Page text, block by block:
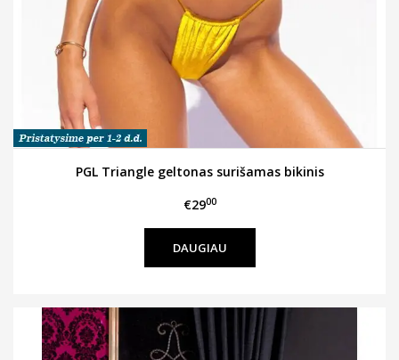
PGL Triangle geltonas surišamas bikinis
€2900
DAUGIAU